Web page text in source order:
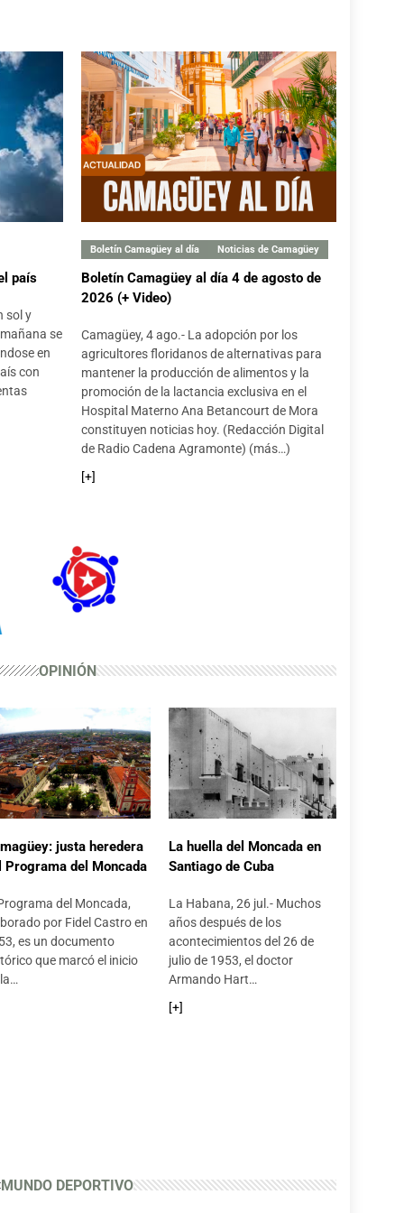
25/07/2026 ⏱️ --:--
▶
Reconocida UEB de Recuperación de Materias Primas en Acto por el 26 de Julio en Florida
25/07/2026 ⏱️ --:--
▶
Favorables resultados financieros en Camagüey durante el primer semestre del 2026
24/07/2026 ⏱️ --:--
▶
La juventud cubana, digna de la entera confianza del Comandante en Jefe Fidel Castro Ruz
⏱️ --:--
Violines, solistas y bailarines confluirán en la céntrica Plaza del Gallo
24/07/2026
▶
En Hospital Amalia Simoni de Camagüey saludan Día de la Rebeldía Nacional
▶
⏱️ --:--
22/07/2026
21 de julio de 1957, ascendido Ernesto Guevara a Comandante del Ejército Rebelde
Solidaridad campesina llega a madre mineña como muestra de compromiso social
21/07/2026⏱️ --:--
▶
Celebración del día de los niños en la Finca Paraiso, Minas
18/07/2026 ⏱️ --:--
▶
Instalación de paneles solares en Institución de Salud en el municipio de Minas
18/07/2026⏱️ --:--
▶
18/07/2026⏱️ --:--
país
sol y
se
en
con
Boletín Camagüey al día Noticias de Camagüey
Boletín Camagüey al día 4 de agosto de
2026 (+ Video)
Camagüey, 4 ago.- La adopción por los
agricultores floridanos de alternativas para
mantener la producción de alimentos y la
promoción de la lactancia exclusiva en el
Hospital Materno Ana Betancourt de Mora
constituyen noticias hoy. (Redacción Digital
de Radio Cadena Agramonte) (más…)
[+]
OPINIÓN
justa heredera
Programa del Moncada
del Moncada,
por Fidel Castro en
es un documento
que marcó el inicio
La huella del Moncada en
Santiago de Cuba
La Habana, 26 jul.- Muchos
años después de los
acontecimientos del 26 de
julio de 1953, el doctor
Armando Hart…
[+]
MUNDO DEPORTIVO